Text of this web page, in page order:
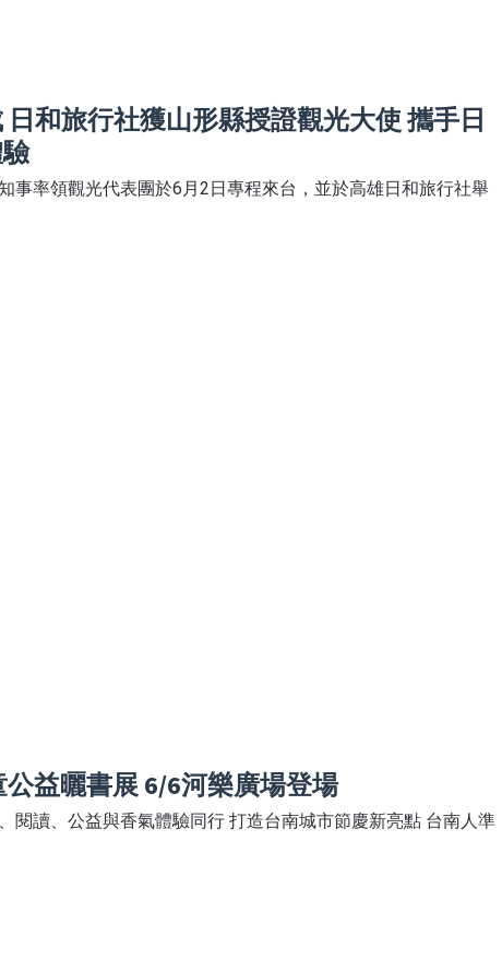
和旅行社獲山形縣授證觀光大使 攜手日
事率領觀光代表團於6月2日專程來台，並於高雄日和旅行社舉
益曬書展 6/6河樂廣場登場
閱讀、公益與香氣體驗同行 打造台南城市節慶新亮點 台南人準